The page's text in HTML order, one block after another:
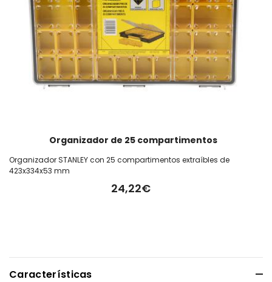
Organizador de 25 compartimentos
Organizador STANLEY con 25 compartimentos extraíbles de
423x334x53 mm
24,22€
Características